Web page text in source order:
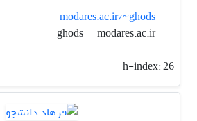
modares.ac.ir/~ghods
ghods
modares.ac.ir
h-index:26